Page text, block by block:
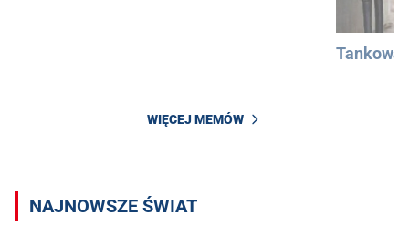
WIĘCEJ MEMÓW
NAJNOWSZE ŚWIAT